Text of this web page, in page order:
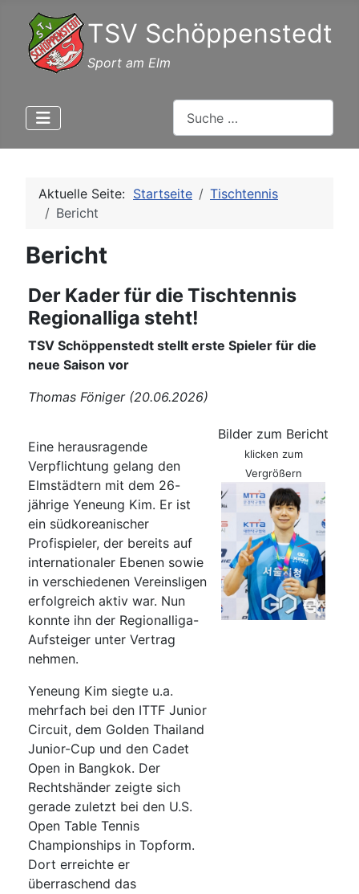
TSV Schöppenstedt
Sport am Elm
Aktuelle Seite: Startseite
Tischtennis
Bericht
Bericht
Der Kader für die Tischtennis
Regionalliga steht!
TSV Schöppenstedt stellt erste Spieler für die
neue Saison vor
Thomas Föniger (20.06.2026)
Eine herausragende
Verpflichtung gelang den
Elmstädtern mit dem 26-
jährige Yeneung Kim. Er ist
ein südkoreanischer
Profispieler, der bereits auf
internationaler Ebenen sowie
in verschiedenen Vereinsligen
erfolgreich aktiv war. Nun
konnte ihn der Regionalliga-
Aufsteiger unter Vertrag
nehmen.
Yeneung Kim siegte u.a.
mehrfach bei den ITTF Junior
Circuit, dem Golden Thailand
Junior-Cup und den Cadet
Open in Bangkok. Der
Rechtshänder zeigte sich
gerade zuletzt bei den U.S.
Open Table Tennis
Championships in Topform.
Dort erreichte er
überraschend das
Bilder zum Bericht
klicken zum
Vergrößern